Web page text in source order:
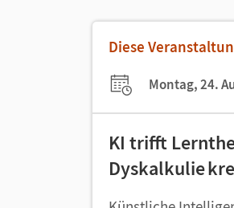
Diese
Montag, 24.
KI trifft
Dyskalkulie